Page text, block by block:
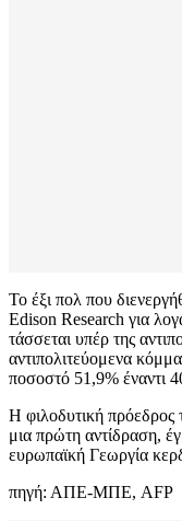
Το έξι πολ που
Edison Research για
τάσσεται υπέρ της
αντιπολιτεύομενα
ποσοστό 51,9% έναντι
Η φιλοδυτική πρόεδρος
μια πρώτη αντίδραση,
ευρωπαϊκή Γεωργία
πηγή: ΑΠΕ-ΜΠΕ, AFP